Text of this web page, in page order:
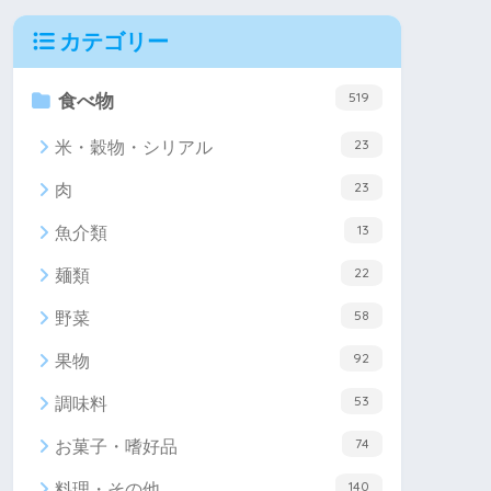
カテゴリー
食べ物 519
米・穀物・シリアル 23
肉 23
魚介類 13
麺類 22
野菜 58
果物 92
調味料 53
お菓子・嗜好品 74
140